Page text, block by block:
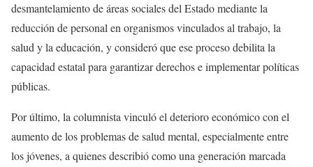
desmantelamiento de áreas sociales del Estado mediante la
reducción de personal en organismos vinculados al trabajo, la
salud y la educación, y consideró que ese proceso debilita la
capacidad estatal para garantizar derechos e implementar políticas
públicas.
Por último, la columnista vinculó el deterioro económico con el
aumento de los problemas de salud mental, especialmente entre
los jóvenes, a quienes describió como una generación marcada